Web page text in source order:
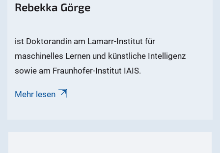
Rebekka Görge
ist Doktorandin am Lamarr-Institut für
maschinelles Lernen und künstliche Intelligenz
sowie am Fraunhofer-Institut IAIS.
Mehr lesen